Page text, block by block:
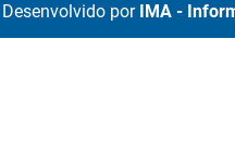
Desenvolvido por IMA -